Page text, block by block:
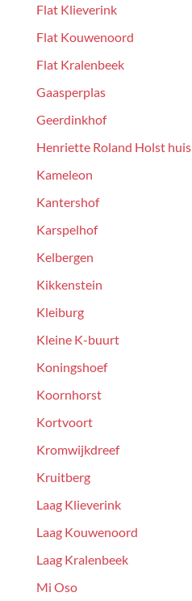
Flat Klieverink
Flat Kouwenoord
Flat Kralenbeek
Gaasperplas
Geerdinkhof
Henriette Roland Holst huis
Kameleon
Kantershof
Karspelhof
Kelbergen
Kikkenstein
Kleiburg
Kleine K-buurt
Koningshoef
Koornhorst
Kortvoort
Kromwijkdreef
Kruitberg
Laag Klieverink
Laag Kouwenoord
Laag Kralenbeek
Mi Oso